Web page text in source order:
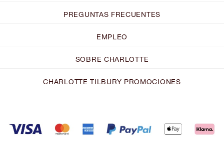
PREGUNTAS FRECUENTES
EMPLEO
SOBRE CHARLOTTE
CHARLOTTE TILBURY PROMOCIONES